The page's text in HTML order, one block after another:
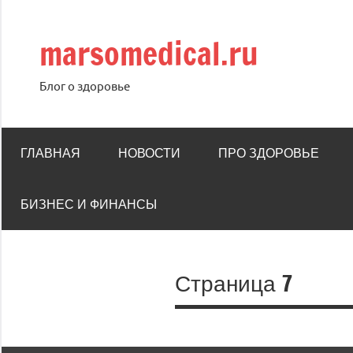
содержимому
marsomedical.ru
Блог о здоровье
ГЛАВНАЯ НОВОСТИ ПРО ЗДОРОВЬЕ
БИЗНЕС И ФИНАНСЫ
Страница 7